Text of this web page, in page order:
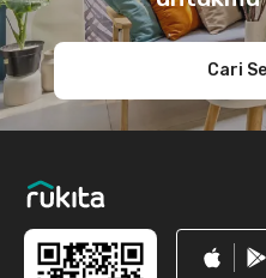
Cari